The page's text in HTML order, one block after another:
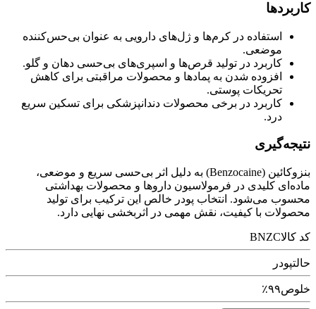
کاربردها
استفاده در کرم‌ها و ژل‌های دارویی به عنوان بی‌حس‌کننده
موضعی.
کاربرد در تولید قرص‌ها و اسپری‌های بی‌حسی دهان و گلو.
افزوده شدن به پمادها و محصولات مراقبتی برای کاهش
تحریکات پوستی.
کاربرد در برخی محصولات دندانپزشکی برای تسکین سریع
درد.
نتیجه‌گیری
بنزوکائین (Benzocaine) به دلیل اثر بی‌حسی سریع و موضعی،
ماده‌ای کلیدی در فرمولاسیون داروها و محصولات بهداشتی
محسوب می‌شود. انتخاب پودر خالص این ترکیب برای تولید
محصولات با کیفیت، نقش مهمی در اثربخشی نهایی دارد.
کد کالاBNZC
حالتپودر
خلوص۹۹٪